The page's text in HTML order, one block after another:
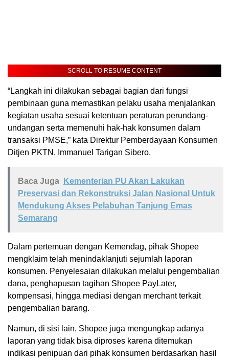
SCROLL TO RESUME CONTENT
“Langkah ini dilakukan sebagai bagian dari fungsi
pembinaan guna memastikan pelaku usaha menjalankan
kegiatan usaha sesuai ketentuan peraturan perundang-
undangan serta memenuhi hak-hak konsumen dalam
transaksi PMSE,” kata Direktur Pemberdayaan Konsumen
Ditjen PKTN, Immanuel Tarigan Sibero.
Baca Juga
Kementerian PU Akan Lakukan
Preservasi dan Rekonstruksi Jalan Nasional Untuk
Mendukung Akses Pelabuhan Tanjung Emas
Semarang
Dalam pertemuan dengan Kemendag, pihak Shopee
mengklaim telah menindaklanjuti sejumlah laporan
konsumen. Penyelesaian dilakukan melalui pengembalian
dana, penghapusan tagihan Shopee PayLater,
kompensasi, hingga mediasi dengan merchant terkait
pengembalian barang.
Namun, di sisi lain, Shopee juga mengungkap adanya
laporan yang tidak bisa diproses karena ditemukan
indikasi penipuan dari pihak konsumen berdasarkan hasil